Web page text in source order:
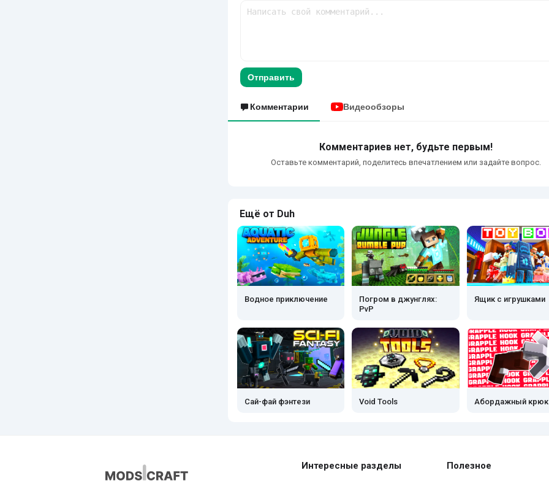
Отправить
Комментарии Видеообзоры
Комментариев нет, будьте первым!
Оставьте комментарий, поделитесь впечатлением или задайте вопрос.
Ещё от Duh
Водное приключение
Погром в джунглях:
PvP
Ящик с игрушками
Сай-фай фэнтези Void Tools Абордажный крюк
Интересные разделы Полезное